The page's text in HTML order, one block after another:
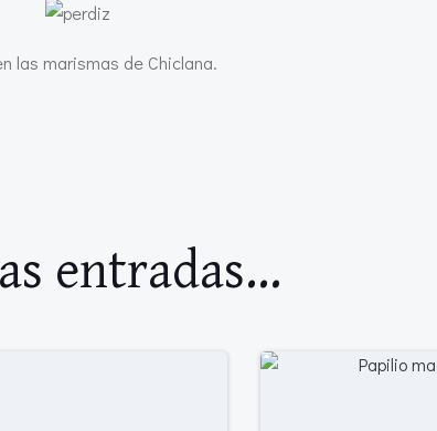
las marismas de Chiclana.
entradas...